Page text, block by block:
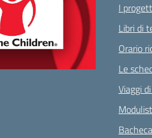
I
Libri di
Orario
Le
Viaggi